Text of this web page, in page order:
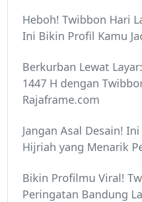
Heboh! Twibbon Hari
Ini Bikin Profil Kamu
Berkurban Lewat
1447 H dengan
Rajaframe.com
Jangan Asal Desain!
Hijriah yang Menarik
Bikin Profilmu Viral!
Peringatan Bandung